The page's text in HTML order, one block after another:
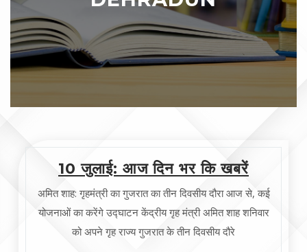
10 जुलाई: आज दिन भर कि खबरें
अमित शाह: गृहमंत्री का गुजरात का तीन दिवसीय दौरा आज से, कई
योजनाओं का करेंगे उद्घाटन केंद्रीय गृह मंत्री अमित शाह शनिवार
को अपने गृह राज्य गुजरात के तीन दिवसीय दौरे